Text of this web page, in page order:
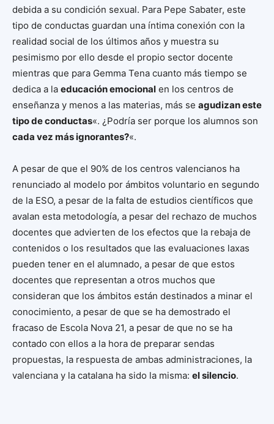
debida a su condición sexual. Para Pepe Sabater, este
tipo de conductas guardan una íntima conexión con la
realidad social de los últimos años y muestra su
pesimismo por ello desde el propio sector docente
mientras que para Gemma Tena cuanto más tiempo se
dedica a la educación emocional en los centros de
enseñanza y menos a las materias, más se agudizan este
tipo de conductas«. ¿Podría ser porque los alumnos son
cada vez más ignorantes?«.
A pesar de que el 90% de los centros valencianos ha
renunciado al modelo por ámbitos voluntario en segundo
de la ESO, a pesar de la falta de estudios científicos que
avalan esta metodología, a pesar del rechazo de muchos
docentes que advierten de los efectos que la rebaja de
contenidos o los resultados que las evaluaciones laxas
pueden tener en el alumnado, a pesar de que estos
docentes que representan a otros muchos que
consideran que los ámbitos están destinados a minar el
conocimiento, a pesar de que se ha demostrado el
fracaso de Escola Nova 21, a pesar de que no se ha
contado con ellos a la hora de preparar sendas
propuestas, la respuesta de ambas administraciones, la
valenciana y la catalana ha sido la misma: el silencio.